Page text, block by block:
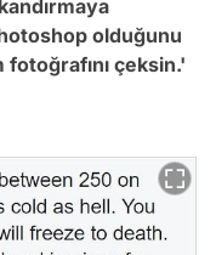
olduğunu
çeksin.'